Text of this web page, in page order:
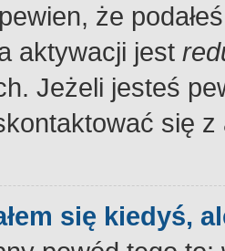
że
aktywacji jest
Jeżeli jesteś
się
się kiedyś,